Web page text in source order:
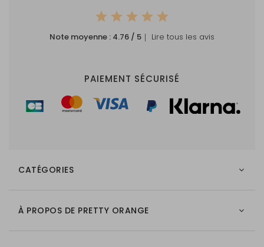
Note moyenne : 4.76 / 5 ｜ Lire tous les avis
PAIEMENT SÉCURISÉ
CATÉGORIES
À PROPOS DE PRETTY ORANGE